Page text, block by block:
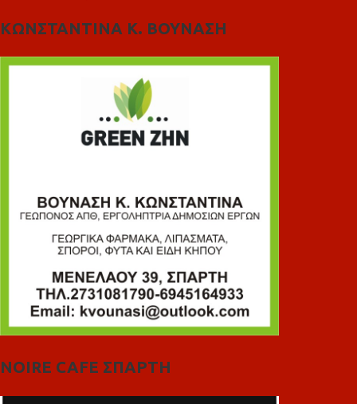
ΚΩΝΣΤΑΝΤΙΝΑ Κ. ΒΟΥΝΑΣΗ
NOIRE CAFE ΣΠΑΡΤΗ